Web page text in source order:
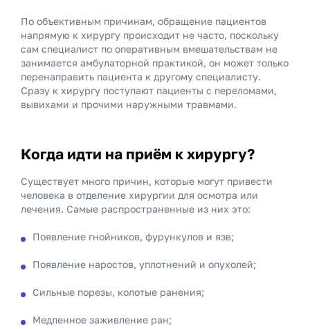
По объективным причинам, обращение пациентов
напрямую к хирургу происходит не часто, поскольку
сам специалист по оперативным вмешательствам не
занимается амбулаторной практикой, он может только
перенаправить пациента к другому специалисту.
Сразу к хирургу поступают пациенты с переломами,
вывихами и прочими наружными травмами.
Когда идти на приём к хирургу?
Существует много причин, которые могут привести
человека в отделение хирургии для осмотра или
лечения. Самые распространенные из них это:
Появление гнойников, фурункулов и язв;
Появление наростов, уплотнений и опухолей;
Сильные порезы, колотые ранения;
Медленное заживление ран;